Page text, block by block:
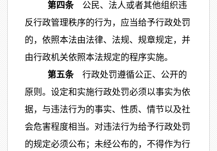
第四条 公民、法人或者其他组织违
反行政管理秩序的行为，应当给予行政处罚
的，依照本法由法律、法规、规章规定，并
由行政机关依照本法规定的程序实施。
第五条行政处罚遵循公正、公开的
原则。设定和实施行政处罚必须以事实为依
据，与违法行为的事实、性质、情节以及社
会危害程度相当。对违法行为给予行政处罚
的规定必须公布；未经公布的，不得作为行